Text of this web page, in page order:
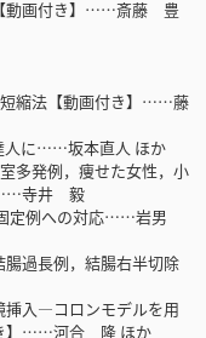
動画付き】……斎藤 豊
縮法【動画付き】……藤
人に……坂本直人 ほか
多発例，痩せた女性，小
……寺井 毅
定例への対応……岩男
過長例，結腸右半切除
入―コロンモデルを用
き】……河合 隆 ほか